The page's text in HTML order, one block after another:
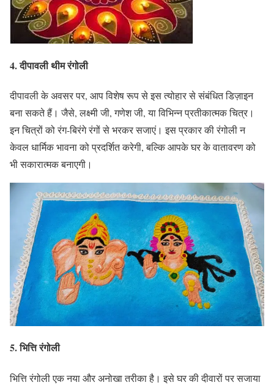
4.दीपावली थीम रंगोली
दीपावली के अवसर पर, आप विशेष रूप से इस त्योहार से संबंधित डिज़ाइन
बना सकते हैं। जैसे, लक्ष्मी जी, गणेश जी, या विभिन्न प्रतीकात्मक चित्र।
इन चित्रों को रंग-बिरंगे रंगों से भरकर सजाएं। इस प्रकार की रंगोली न
केवल धार्मिक भावना को प्रदर्शित करेगी, बल्कि आपके घर के वातावरण को
भी सकारात्मक बनाएगी।
5.भित्ति रंगोली
भित्ति रंगोली एक नया और अनोखा तरीका है। इसे घर की दीवारों पर सजाया